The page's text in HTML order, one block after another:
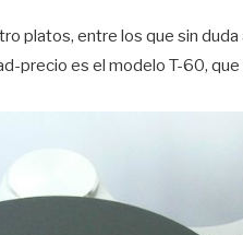
platos, entre los que sin
es el modelo T-60, que